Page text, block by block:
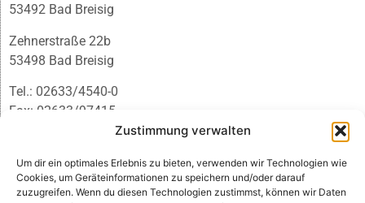
Zustimmung verwalten
Um dir ein optimales Erlebnis zu bieten, verwenden wir Technologien wie
Cookies, um Geräteinformationen zu speichern und/oder darauf
zuzugreifen. Wenn du diesen Technologien zustimmst, können wir Daten
53492 Bad Breisig
Zehnerstraße 22b
53498 Bad Breisig
Tel.: 02633/4540-0
Fax: 02633/97415
infobb@blmedien.de